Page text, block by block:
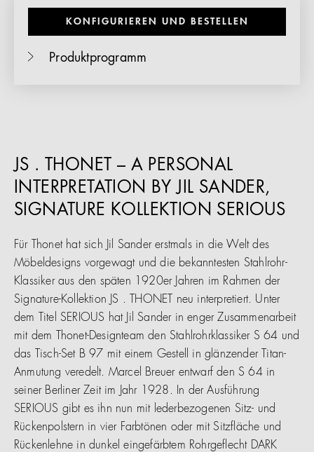
KONFIGURIEREN UND BESTELLEN
Produktprogramm
JS . THONET – A PERSONAL
INTERPRETATION BY JIL SANDER,
SIGNATURE KOLLEKTION SERIOUS
Für Thonet hat sich Jil Sander erstmals in die Welt des
Möbeldesigns vorgewagt und die bekanntesten Stahlrohr-
Klassiker aus den späten 1920er Jahren im Rahmen der
Signature-Kollektion JS . THONET neu interpretiert. Unter
dem Titel SERIOUS hat Jil Sander in enger Zusammenarbeit
mit dem Thonet-Designteam den Stahlrohrklassiker S 64 und
das Tisch-Set B 97 mit einem Gestell in glänzender Titan-
Anmutung veredelt. Marcel Breuer entwarf den S 64 in
seiner Berliner Zeit im Jahr 1928. In der Ausführung
SERIOUS gibt es ihn nun mit lederbezogenen Sitz- und
Rückenpolstern in vier Farbtönen oder mit Sitzfläche und
Rückenlehne in dunkel eingefärbtem Rohrgeflecht DARK